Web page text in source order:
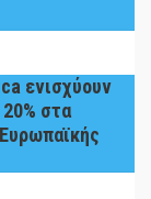
ενισχύουν
στα